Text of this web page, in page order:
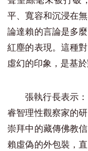
平、寬容和沉浸在
論達賴的言論是多
紅塵的表現。這種
虛幻的印象，是基
張執行長表示
睿智理性觀察家的
崇拜中的藏傳佛教
賴虛偽的外包裝，